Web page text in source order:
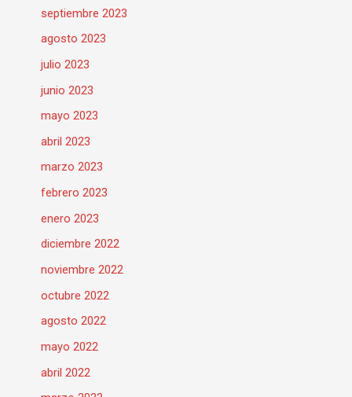
septiembre 2023
agosto 2023
julio 2023
junio 2023
mayo 2023
abril 2023
marzo 2023
febrero 2023
enero 2023
diciembre 2022
noviembre 2022
octubre 2022
agosto 2022
mayo 2022
abril 2022